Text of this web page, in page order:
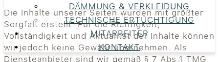
DÄMMUNG & VERKLEIDUNG
TECHNISCHE ERTÜCHTIGUNG
MITARBEITER
KONTAKT
Die Inhalte unserer Seiten wurden mit größter
Sorgfalt erstellt. Für die Richtigkeit,
Vollständigkeit und Aktualität der Inhalte können
wir jedoch keine Gewähr übernehmen. Als
Diensteanbieter sind wir gemäß § 7 Abs.1 TMG